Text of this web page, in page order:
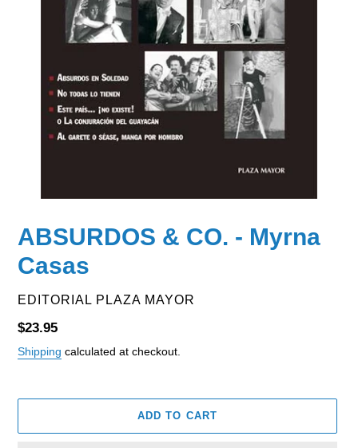
ABSURDOS & CO. - Myrna
Casas
VENDOR
EDITORIAL PLAZA MAYOR
Regular
price
$23.95
Shipping calculated at checkout.
ADD TO CART